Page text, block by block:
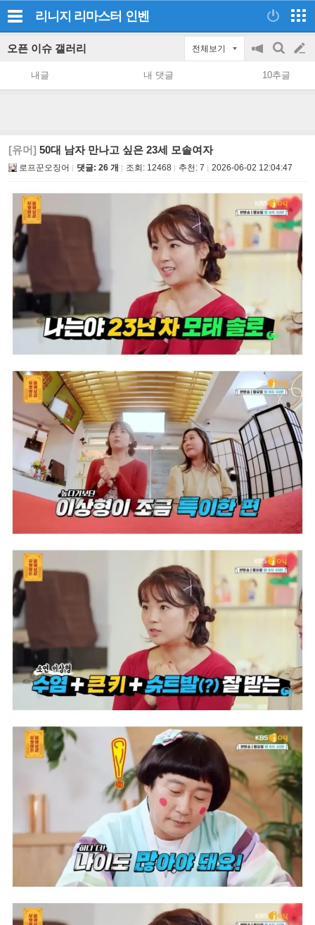
리니지 리마스터 인벤
오픈 이슈 갤러리 전체보기
공
지
on/off
검
색
글
쓰
내글 내 댓글 10추글
[유머] 50대 남자 만나고 싶은 23세 모솔여자
로프꾼오징어 댓글: 26 개 조회: 12468 추천: 7 2026-06-02 12:04:47